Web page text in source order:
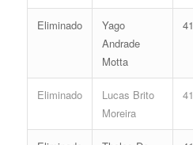
Eliminado
Yago
Andrade
Motta
41
Eliminado
Lucas Brito
Moreira
41